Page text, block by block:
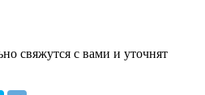
свяжутся с вами и уточнят